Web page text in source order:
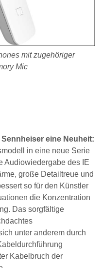
mit zugehöriger
Mic
eine Neuheit:
in eine neue Serie
Audiowiedergabe des IE
große Detailtreue und
so für den Künstler
die Konzentration
Das sorgfältige
unter anderem durch
Kabelbruch der